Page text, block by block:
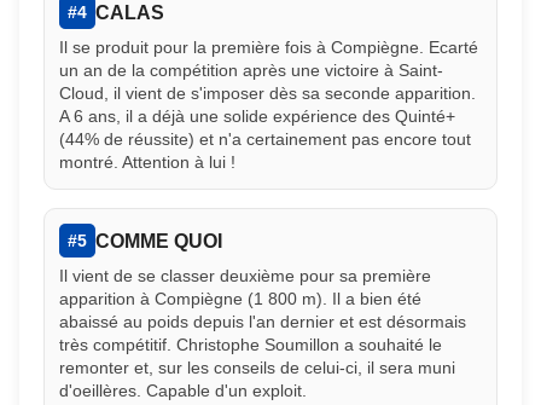
#4 CALAS
Il se produit pour la première fois à Compiègne. Ecarté
un an de la compétition après une victoire à Saint-
Cloud, il vient de s'imposer dès sa seconde apparition.
A 6 ans, il a déjà une solide expérience des Quinté+
(44% de réussite) et n'a certainement pas encore tout
montré. Attention à lui !
#5 COMME QUOI
Il vient de se classer deuxième pour sa première
apparition à Compiègne (1 800 m). Il a bien été
abaissé au poids depuis l'an dernier et est désormais
très compétitif. Christophe Soumillon a souhaité le
remonter et, sur les conseils de celui-ci, il sera muni
d'oeillères. Capable d'un exploit.